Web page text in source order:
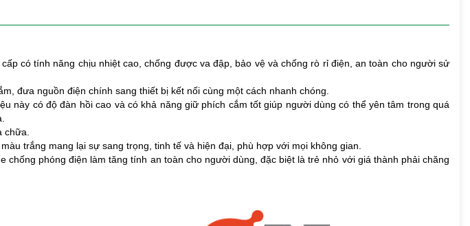
có tính năng chịu nhiệt cao, chống được va đập, bảo vệ và chống rò rỉ điện, an toàn cho người sử
đưa nguồn điện chính sang thiết bị kết nối cùng một cách nhanh chóng.
này có độ đàn hồi cao và có khả năng giữ phích cắm tốt giúp người dùng có thể yên tâm trong quá
trắng mang lại sự sang trọng, tinh tế và hiện đại, phù hợp với mọi không gian.
chống phóng điện làm tăng tính an toàn cho người dùng, đặc biệt là trẻ nhỏ với giá thành phải chăng